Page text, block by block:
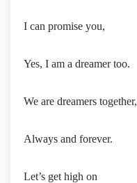
I can promise you,
Yes, I am a dreamer too.
We are dreamers together,
Always and forever.
Let’s get high on